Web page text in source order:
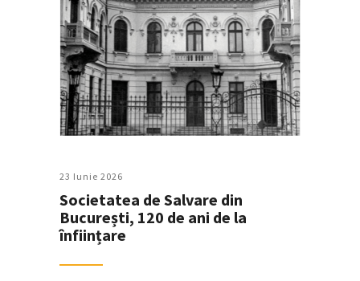
23 Iunie 2026
Societatea de Salvare din
București, 120 de ani de la
înființare